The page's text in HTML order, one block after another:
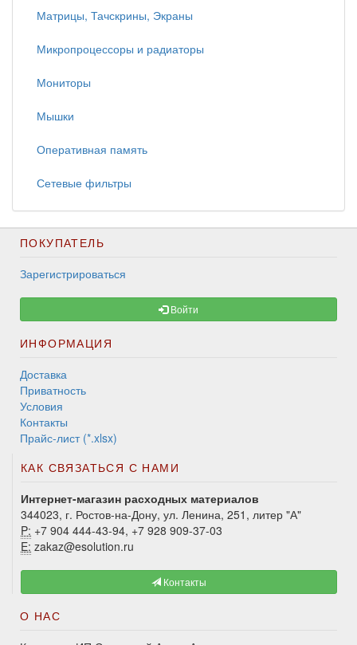
Матрицы, Тачскрины, Экраны
Микропроцессоры и радиаторы
Мониторы
Мышки
Оперативная память
Сетевые фильтры
ПОКУПАТЕЛЬ
Зарегистрироваться
Войти
ИНФОРМАЦИЯ
Доставка
Приватность
Условия
Контакты
Прайс-лист (*.xlsx)
КАК СВЯЗАТЬСЯ С НАМИ
Интернет-магазин расходных материалов
344023, г. Ростов-на-Дону, ул. Ленина, 251, литер "А"
P: +7 904 444-43-94, +7 928 909-37-03
E: zakaz@esolution.ru
Контакты
О НАС